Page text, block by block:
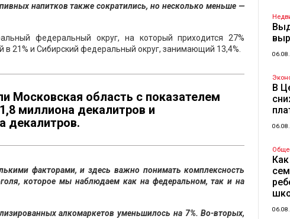
напитков также сократились, но несколько меньше —
федеральный округ, на который приходится 27%
21% и Сибирский федеральный округ, занимающий 13,4%.
Московская область с показателем
миллиона декалитров и
декалитров.
факторами, и здесь важно понимать комплексность
которое мы наблюдаем как на федеральном, так и на
алкомаркетов уменьшилось на 7%. Во-вторых,
В